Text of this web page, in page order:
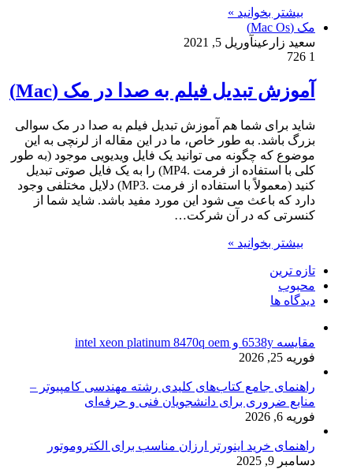
بیشتر بخوانید »
مک (Mac Os)
سعید زارعینآوریل 5, 2021
1
آموزش تبدیل فیلم به صدا در مک (Mac)
شاید برای شما هم آموزش تبدیل فیلم به صدا در مک سوالی
بزرگ باشد. به طور خاص، ما در این مقاله از لرنچی به این
موضوع که چگونه می توانید یک فایل ویدیویی موجود (به طور
کلی با استفاده از فرمت .MP4) را به یک فایل صوتی تبدیل
کنید (معمولاً با استفاده از فرمت .MP3) دلایل مختلفی وجود
دارد که باعث می شود این مورد مفید باشد. شاید شما از
کنسرتی که در آن شرکت…
بیشتر بخوانید »
تازه ترین
محبوب
دیدگاه ها
مقایسه 6538y و intel xeon platinum 8470q oem
فوریه 25, 2026
راهنمای جامع کتاب‌های کلیدی رشته مهندسی کامپیوتر –
منابع ضروری برای دانشجویان فنی و حرفه‌ای
فوریه 6, 2026
راهنمای خرید اینورتر ارزان مناسب برای الکتروموتور
دسامبر 9, 2025